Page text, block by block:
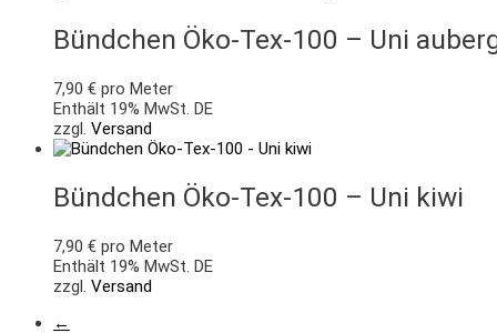
Bündchen Öko-Tex-100 – Uni
7,90 € pro Meter
Enthält 19% MwSt. DE
zzgl. Versand
Bündchen Öko-Tex-100 – Uni kiwi
7,90 € pro Meter
Enthält 19% MwSt. DE
zzgl. Versand
←